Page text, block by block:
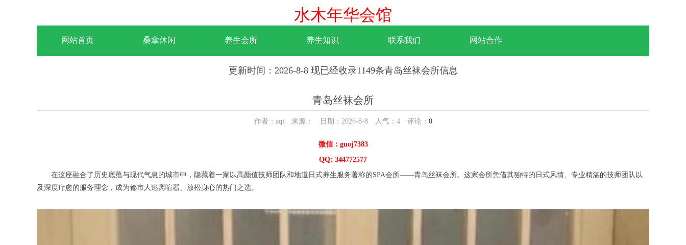
水木年华会馆
网站首页 桑拿休闲 养生会所 养生知识 联系我们 网站合作
更新时间：2026-8-8 现已经收录1149条青岛丝袜会所信息
青岛丝袜会所
作者：aqi 来源： 日期：2026-8-8 人气： 4评论： 0
微信：guoj7383
QQ: 344772577
在这座融合了历史底蕴与现代气息的城市中，隐藏着一家以高颜值技师团队和地道日式养生服务著称的SPA会所——青岛丝袜会所。这家会所凭借其独特的日式风情、专业精湛的技师团队以
及深度疗愈的服务理念，成为都市人逃离喧嚣、放松身心的热门之选。